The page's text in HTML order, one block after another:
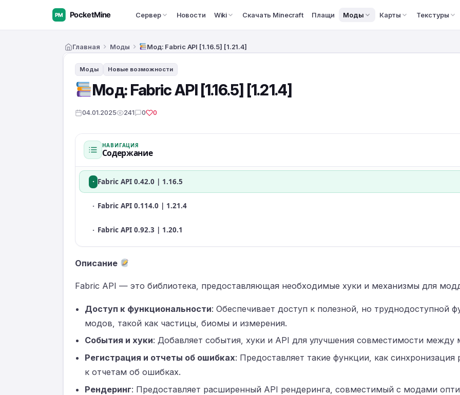
Сервер Новости Wiki Скачать Minecraft Плащи Моды Карты Текстуры
Главная Моды Мод: Fabric API [1.16.5] [1.21.4]
Моды Новые возможности
Мод: Fabric API [1.16.5] [1.21.4]
04.01.2025 241 0 0
НАВИГАЦИЯ
Содержание
· Fabric API 0.42.0 | 1.16.5
· Fabric API 0.114.0 | 1.21.4
· Fabric API 0.92.3 | 1.20.1
Описание
Fabric API — это библиотека, предоставляющая необходимые хуки и механизмы для
Доступ к функциональности: Обеспечивает доступ к полезной, но труднодоступной
модов, такой как частицы, биомы и измерения.
События и хуки: Добавляет события, хуки и API для улучшения совместимости между
Регистрация и отчеты об ошибках: Предоставляет такие функции, как
к отчетам об ошибках.
Рендеринг: Предоставляет расширенный API рендеринга, совместимый с модами